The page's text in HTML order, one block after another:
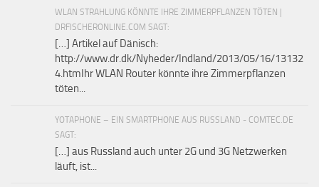
WLAN STRAHLUNG KÖNNTE IHRE ZIMMERPFLANZEN TÖTEN |
DRFISCHERONLINE.COM SAGT:
[…] Artikel auf Dänisch:
http://www.dr.dk/Nyheder/Indland/2013/05/16/13132
4.htmIhr WLAN Router könnte ihre Zimmerpflanzen
töten...
YOTAPHONE – EIN SMARTPHONE AUS RUSSLAND - COMTEC.DE
SAGT:
[…] aus Russland auch unter 2G und 3G Netzwerken
läuft, ist...